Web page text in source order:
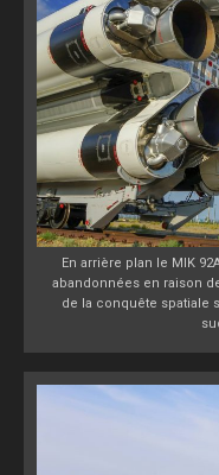
En arrière plan le MIK
abandonnées en raison
de la conquête spatiale